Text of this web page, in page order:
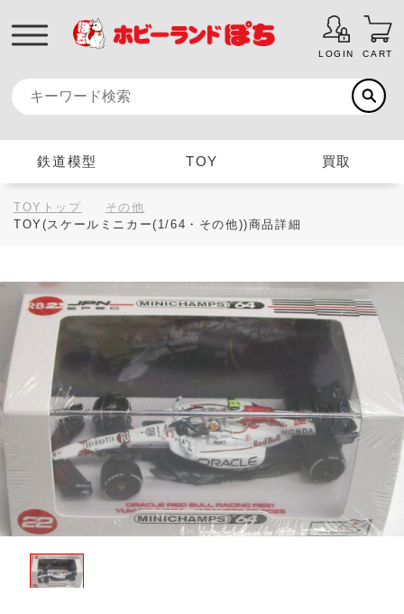
LOGIN CART
鉄道模型 TOY 買取
TOYトップ
その他
TOY(スケールミニカー(1/64・その他))商品詳細